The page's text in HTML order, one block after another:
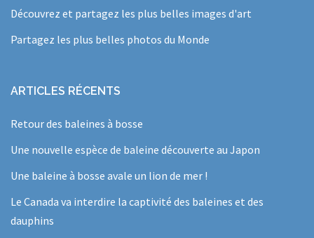
Découvrez et partagez les plus belles images d'art
Partagez les plus belles photos du Monde
ARTICLES RÉCENTS
Retour des baleines à bosse
Une nouvelle espèce de baleine découverte au Japon
Une baleine à bosse avale un lion de mer !
Le Canada va interdire la captivité des baleines et des
dauphins